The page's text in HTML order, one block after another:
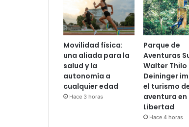
Movilidad física:
una aliada para la
salud y la
autonomía a
cualquier edad
Hace 3 horas
Parque de
Aventuras
Walter Thilo
Deininger
el turismo
aventura en
Libertad
Hace 4 horas